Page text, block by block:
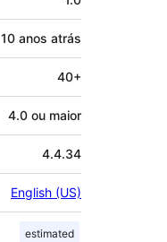
10 anos atrás
40+
4.0 ou maior
4.4.34
English (US)
estimated